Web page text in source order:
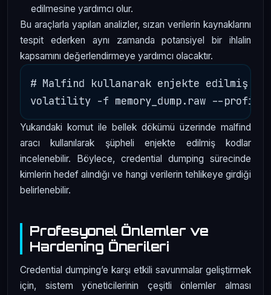
edilmesine yardımcı olur.
Bu araçlarla yapılan analizler, sızan verilerin kaynaklarını
tespit ederken aynı zamanda potansiyel bir ihlalin
kapsamını değerlendirmeye yardımcı olacaktır.
# Malfind kullanarak enjekte edilmiş
Yukarıdaki komut ile bellek dökümü üzerinde malfind
aracı kullanılarak şüpheli enjekte edilmiş kodlar
incelenebilir. Böylece, credential dumping sürecinde
kimlerin hedef alındığı ve hangi verilerin tehlikeye girdiği
belirlenebilir.
Profesyonel Önlemler ve
Hardening Önerileri
Credential dumping’e karşı etkili savunmalar geliştirmek
için, sistem yöneticilerinin çeşitli önlemler alması